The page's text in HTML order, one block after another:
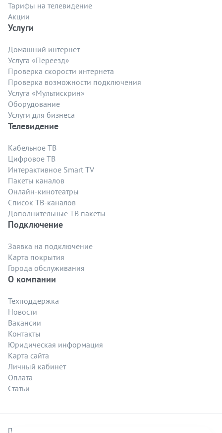
Тарифы на телевидение
Акции
Услуги
Домашний интернет
Услуга «Переезд»
Проверка скорости интернета
Проверка возможности подключения
Услуга «Мультискрин»
Оборудование
Услуги для бизнеса
Телевидение
Кабельное ТВ
Цифровое ТВ
Интерактивное Smart TV
Пакеты каналов
Онлайн-кинотеатры
Список ТВ-каналов
Дополнительные ТВ пакеты
Подключение
Заявка на подключение
Карта покрытия
Города обслуживания
О компании
Техподдержка
Новости
Вакансии
Контакты
Юридическая информация
Карта сайта
Личный кабинет
Оплата
Статьи
Политика безопасности